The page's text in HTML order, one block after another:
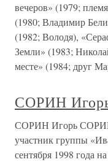
вечеров» (1979;
(1980; Владимир
(1982; Володя),
Земли» (1983;
месте» (1984; друг
СОРИН
СОРИН Игорь СОРИН
участник группы
сентября 1998 года